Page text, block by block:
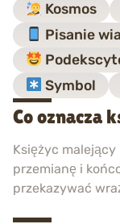
Kosmos
Pisanie
Symbol
Co oznacza
Księżyc malejący
przemianę i
przekazywać